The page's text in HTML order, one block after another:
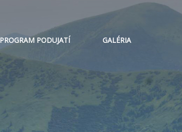
PROGRAM PODUJATÍ GALÉRIA